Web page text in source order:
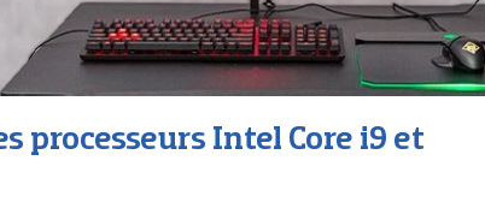
processeurs Intel Core i9 et